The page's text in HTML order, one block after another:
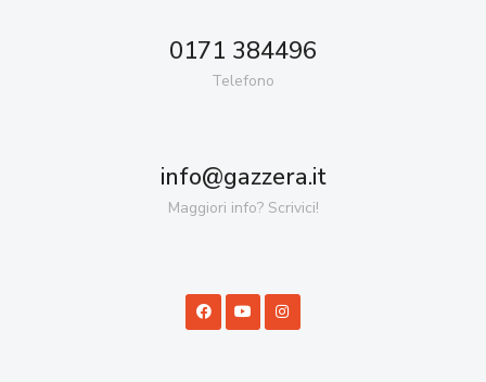
0171 384496
Telefono
info@gazzera.it
Maggiori info? Scrivici!